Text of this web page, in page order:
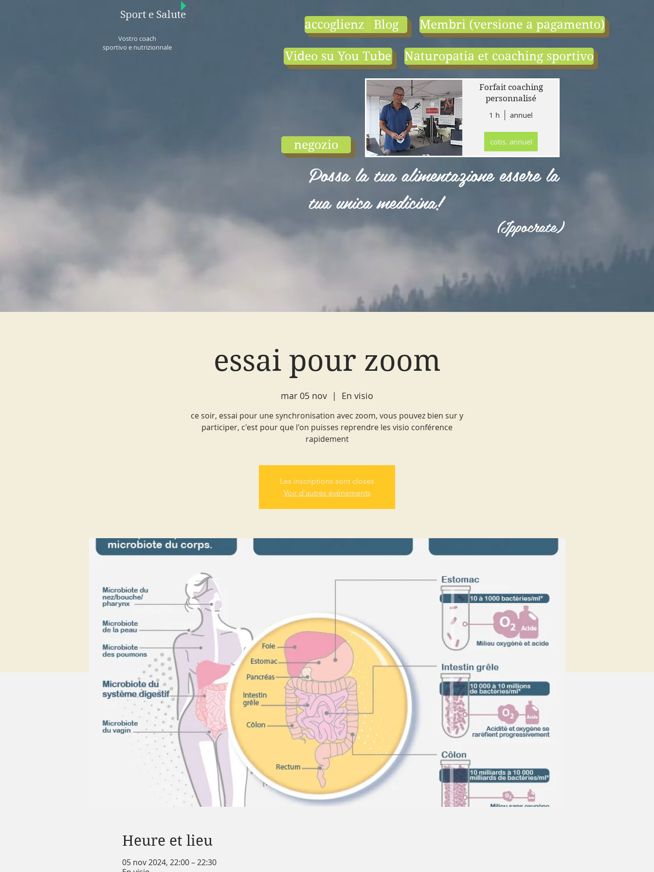
Sport e Salute
Vostro coach
sportivo e nutrizionnale
accoglienza Blog Membri (versione a pagamento)
Video su You Tube Naturopatia et coaching sportivo
negozio
- le tarif comprend:
1) une visio-
conférence par
mois en salle ou en
ligne.
2) 1 cours en
groupe de condition
physique en ligne
ou en salle par
semaine (sauf juillet
et ...
Forfait coaching
personnalisé
1 h
annuel
cotis. annuel
Possa la tua alimentazione essere la
tua unica medicina!
(Ippocrate)
essai pour zoom
mar 05 nov
  |
En visio
ce soir, essai pour une synchronisation avec zoom, vous pouvez bien sur y
participer, c'est pour que l'on puisses reprendre les visio conférence
rapidement
Les inscriptions sont closes
Voir d'autres événements
Heure et lieu
05 nov 2024, 22:00 – 22:30